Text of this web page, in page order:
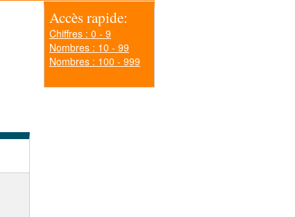
Accès rapide:
Chiffres : 0 - 9
Nombres : 10 - 99
Nombres : 100 - 999